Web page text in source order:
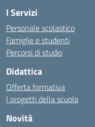
I Servizi
Personale scolastico
Famiglie e studenti
Percorsi di studio
Didattica
Offerta formativa
I progetti della scuola
Novità